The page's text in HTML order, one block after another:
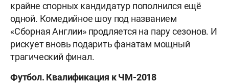
крайне спорных кандидатур пополнился ещё
одной. Комедийное шоу под названием
«Сборная Англии» продляется на пару сезонов. И
рискует вновь подарить фанатам мощный
трагический финал.
Футбол. Квалификация к ЧМ-2018